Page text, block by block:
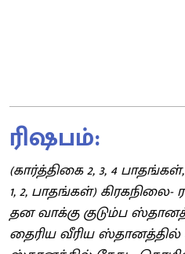
ரிஷபம்:
(கார்த்திகை 2, 3, 4
1, 2, பாதங்கள்) கிரகநிலை-
தன வாக்கு குடும்ப
தைரிய வீரிய ஸ்தானத்தில்